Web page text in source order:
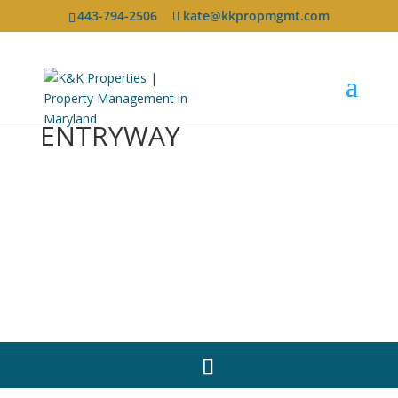
443-794-2506 kate@kkpropmgmt.com
ENTRYWAY